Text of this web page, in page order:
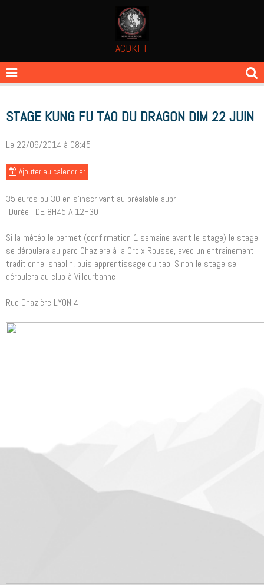
ACDKFT
STAGE KUNG FU TAO DU DRAGON DIM 22 JUIN
Le 22/06/2014 à 08:45
Ajouter au calendrier
35 euros ou 30 en s'inscrivant au préalable aupr
Durée : DE 8H45 A 12H30
Si la météo le permet (confirmation 1 semaine avant le stage) le stage
se déroulera au parc Chaziere à la Croix Rousse, avec un entrainement
traditionnel shaolin, puis apprentissage du tao. SInon le stage se
déroulera au club à Villeurbanne
Rue Chazière LYON 4